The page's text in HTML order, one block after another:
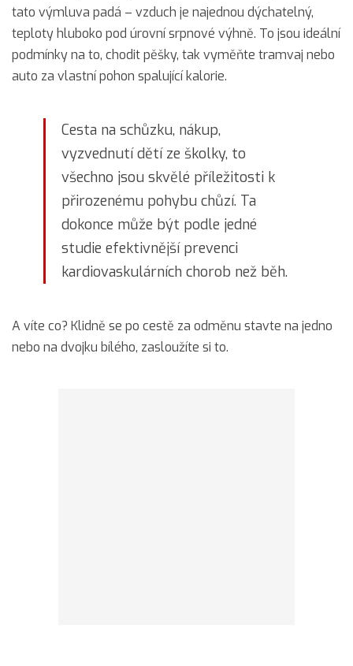
tato výmluva padá – vzduch je najednou dýchatelný,
teploty hluboko pod úrovní srpnové výhně. To jsou ideální
podmínky na to, chodit pěšky, tak vyměňte tramvaj nebo
auto za vlastní pohon spalující kalorie.
Cesta na schůzku, nákup,
vyzvednutí dětí ze školky, to
všechno jsou skvělé příležitosti k
přirozenému pohybu chůzí. Ta
dokonce může být podle jedné
studie efektivnější prevenci
kardiovaskulárních chorob než běh.
A víte co? Klidně se po cestě za odměnu stavte na jedno
nebo na dvojku bílého, zasloužíte si to.